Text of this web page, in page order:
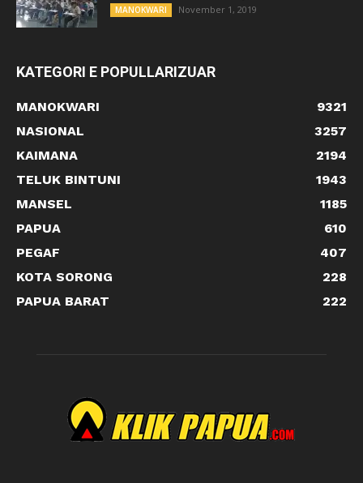
MANOKWARI November 1, 2019
KATEGORI E POPULLARIZUAR
MANOKWARI
9321
NASIONAL
3257
KAIMANA
2194
TELUK BINTUNI
1943
MANSEL
1185
PAPUA
610
PEGAF
407
KOTA SORONG
228
PAPUA BARAT
222